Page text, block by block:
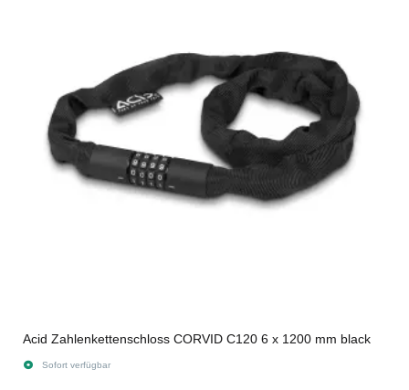
Acid Zahlenkettenschloss CORVID C120 6 x 1200 mm black
Sofort verfügbar